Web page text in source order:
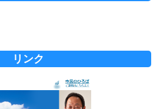
リンク